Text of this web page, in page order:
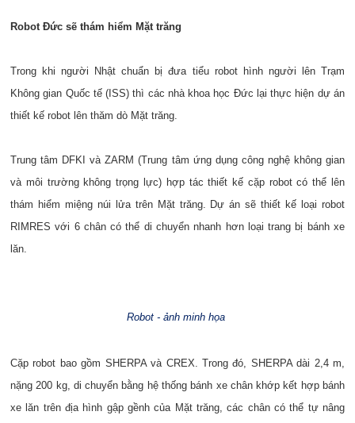
Robot Đức sẽ thám hiểm Mặt trăng
Trong khi người Nhật chuẩn bị đưa tiểu robot hình người lên Trạm
Không gian Quốc tế (ISS) thì các nhà khoa học Đức lại thực hiện dự án
thiết kế robot lên thăm dò Mặt trăng.
Trung tâm DFKI và ZARM (Trung tâm ứng dụng công nghệ không gian
và môi trường không trọng lực) hợp tác thiết kế cặp robot có thể lên
thám hiểm miệng núi lửa trên Mặt trăng. Dự án sẽ thiết kế loại robot
RIMRES với 6 chân có thể di chuyển nhanh hơn loại trang bị bánh xe
lăn.
Robot - ảnh minh họa
Cặp robot bao gồm SHERPA và CREX. Trong đó, SHERPA dài 2,4 m,
nặng 200 kg, di chuyển bằng hệ thống bánh xe chân khớp kết hợp bánh
xe lăn trên địa hình gập gềnh của Mặt trăng, các chân có thể tự nâng